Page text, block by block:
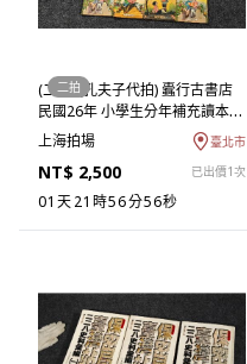
二拍
(二拍) (孔夫子代拍) 蠹行古書店
民國26年 小學生分年補充讀本
我的童話 世界童話集等等 商務印
書館印行 16冊 品相如圖 (拍品在
台北)(ASH-DAEK11T) FA
上海拍場 臺北市
NT$ 2,500 已出價1次
01天21時56分55秒